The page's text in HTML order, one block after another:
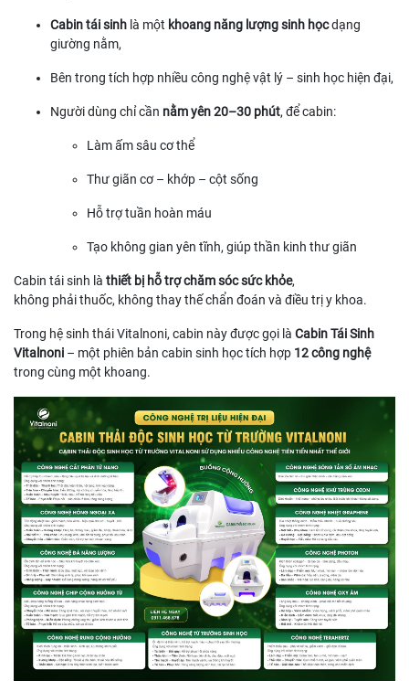
Cabin tái sinh là một khoang năng lượng sinh họcdạng
giường nằm,
Bên trong tích hợp nhiều công nghệ vật lý – sinh học hiện đại,
Người dùng chỉ cần nằm yên 20–30 phút, để cabin:
Làm ấm sâu cơ thể
Thư giãn cơ – khớp – cột sống
Hỗ trợ tuần hoàn máu
Tạo không gian yên tĩnh, giúp thần kinh thư giãn
Cabin tái sinh là thiết bị hỗ trợ chăm sóc sức khỏe,
không phải thuốc, không thay thế chẩn đoán và điều trị y khoa.
Trong hệ sinh thái Vitalnoni, cabin này được gọi là Cabin Tái Sinh
Vitalnoni – một phiên bản cabin sinh học tích hợp 12 công nghệ
trong cùng một khoang.